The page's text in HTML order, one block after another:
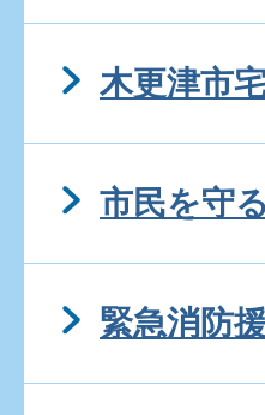
木更津市
市民を守
緊急消防